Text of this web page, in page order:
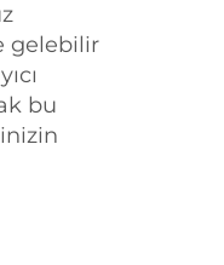
gelebilir
bu